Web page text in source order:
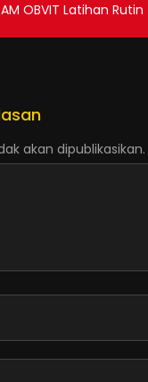
OBVIT Latihan Rutin
akan dipublikasikan.